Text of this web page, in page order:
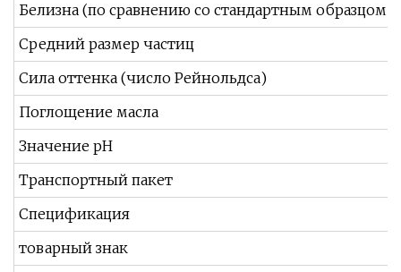
Белизна (по сравнению со стандартным образцом)
Средний размер частиц
Сила оттенка (число Рейнольдса)
Поглощение масла
Значение pH
Транспортный пакет
Спецификация
товарный знак